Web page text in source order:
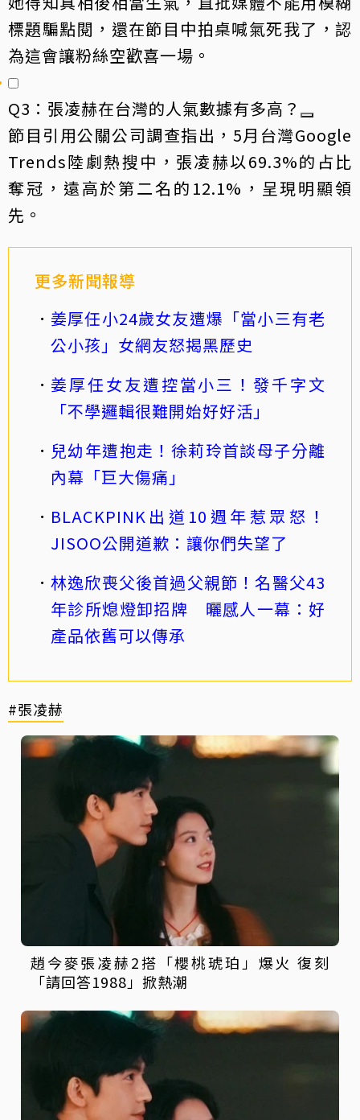
標題騙點閱，還在節目中拍桌喊氣死我了，認
為這會讓粉絲空歡喜一場。
Q3：張凌赫在台灣的人氣數據有多高？
節目引用公關公司調查指出，5月台灣Google
Trends陸劇熱搜中，張凌赫以69.3%的占比
奪冠，遠高於第二名的12.1%，呈現明顯領
先。
更多新聞報導
姜厚任小24歲女友遭爆「當小三有老
公小孩」女網友怒揭黑歷史
姜厚任女友遭控當小三！發千字文
「不學邏輯很難開始好好活」
兒幼年遭抱走！徐莉玲首談母子分離
內幕「巨大傷痛」
BLACKPINK出道10週年惹眾怒！
JISOO公開道歉：讓你們失望了
林逸欣喪父後首過父親節！名醫父43
年診所熄燈卸招牌 曬感人一幕：好
產品依舊可以傳承
#張凌赫
趙今麥張凌赫2搭「櫻桃琥珀」爆火 復刻
「請回答1988」掀熱潮